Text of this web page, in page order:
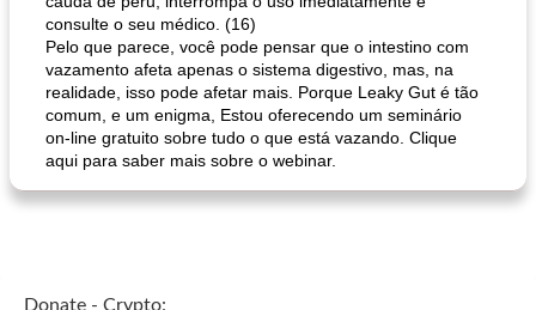
consulte o seu médico. (16)
Pelo que parece, você pode pensar que o intestino com
vazamento afeta apenas o sistema digestivo, mas, na
realidade, isso pode afetar mais. Porque Leaky Gut é tão
comum, e um enigma, Estou oferecendo um seminário
on-line gratuito sobre tudo o que está vazando. Clique
aqui para saber mais sobre o webinar.
Donate - Crypto: